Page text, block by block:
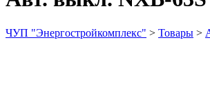
ЧУП "Энергостройкомплекс" > Товары >